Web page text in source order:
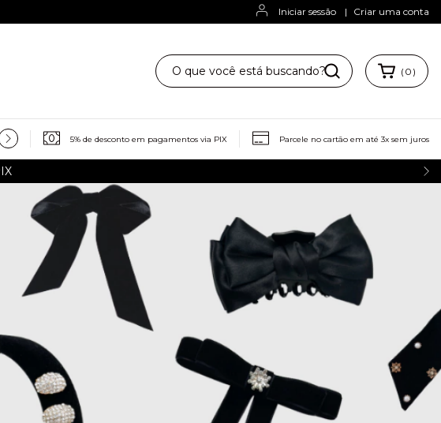
Iniciar sessão | Criar uma conta
( 0 )
Personalize para mim Trocas e Devoluções
5% de desconto em pagamentos via PIX Parcele no cartão em até 3x sem juros